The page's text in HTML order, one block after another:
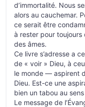
d’immortalité. Nous
alors au cauchemar.
ce serait être
à rester pour toujours
des âmes.
Ce livre s’adresse a
de « voir » Dieu, à
le monde — aspirent
Dieu. Est-ce une
bien un tabou au
Le message de